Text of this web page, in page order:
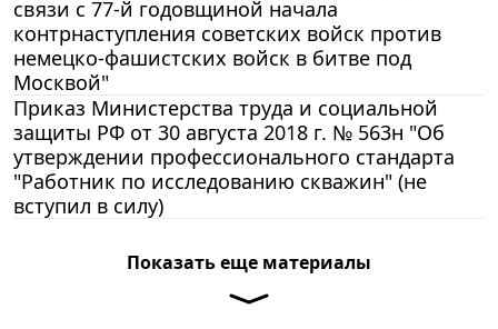
связи с 77-й годовщиной начала
контрнаступления советских войск против
немецко-фашистских войск в битве под
Москвой"
Приказ Министерства труда и социальной
защиты РФ от 30 августа 2018 г. № 563н "Об
утверждении профессионального стандарта
"Работник по исследованию скважин" (не
вступил в силу)
Показать еще материалы